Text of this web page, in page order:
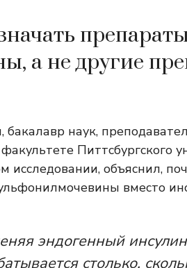
а не другие
наук,
Питтсбургского
исследовании, объяснил,
вместо
эндогенный
столько,